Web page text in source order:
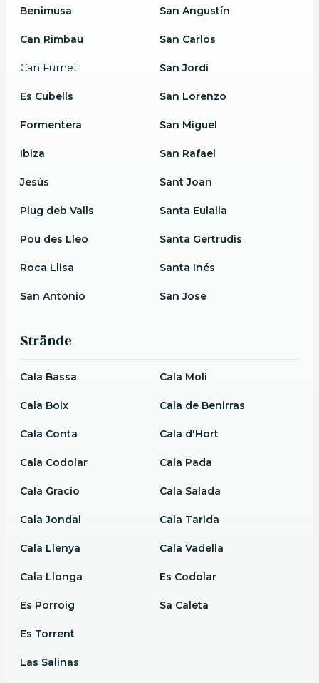
Benimusa
Can Rimbau
Can Furnet
Es Cubells
Formentera
Ibiza
Jesús
Piug deb Valls
Pou des Lleo
Roca Llisa
San Antonio
San Angustín
San Carlos
San Jordi
San Lorenzo
San Miguel
San Rafael
Sant Joan
Santa Eulalia
Santa Gertrudis
Santa Inés
San Jose
Strände
Cala Bassa
Cala Boix
Cala Conta
Cala Codolar
Cala Gracio
Cala Jondal
Cala Llenya
Cala Llonga
Cala Moli
Cala de Benirras
Cala d'Hort
Cala Pada
Cala Salada
Cala Tarida
Cala Vadella
Es Codolar
Es Porroig
Es Torrent
Las Salinas
Sa Caleta